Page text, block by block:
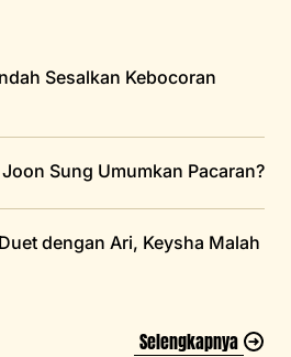
Sesalkan Kebocoran
Sung Umumkan Pacaran?
dengan Ari, Keysha Malah
Selengkapnya